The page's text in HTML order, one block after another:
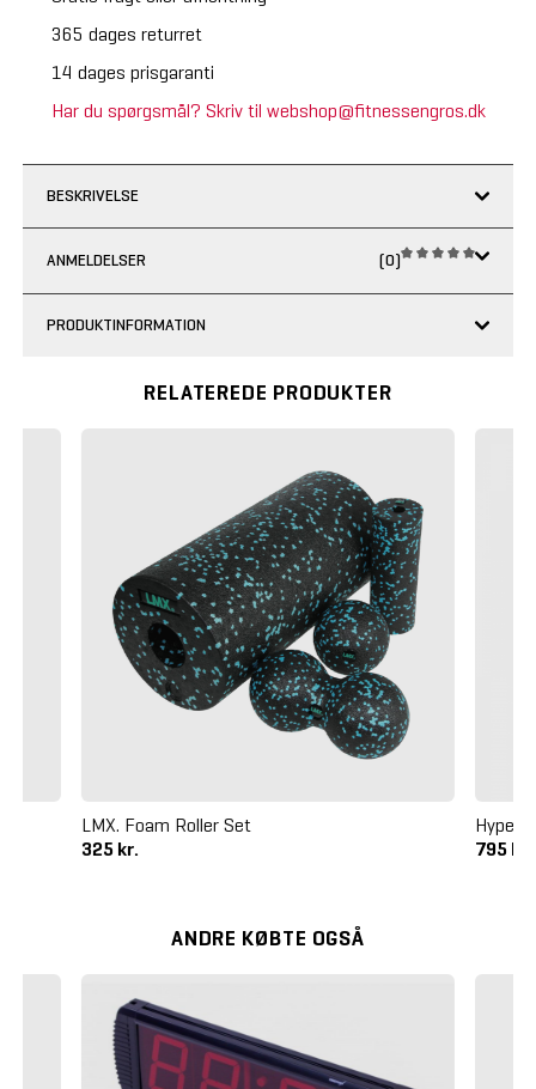
365 dages returret
14 dages prisgaranti
Har du spørgsmål? Skriv til webshop@fitnessengros.dk
BESKRIVELSE
ANMELDELSER (0)
PRODUKTINFORMATION
RELATEREDE PRODUKTER
LMX. Foam Roller Set
325 kr.
795 kr.
ANDRE KØBTE OGSÅ